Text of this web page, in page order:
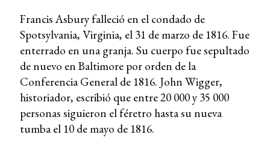
Francis Asbury falleció en el condado de
Spotsylvania, Virginia, el 31 de marzo de 1816. Fue
enterrado en una granja. Su cuerpo fue sepultado
de nuevo en Baltimore por orden de la
Conferencia General de 1816. John Wigger,
historiador, escribió que entre 20 000 y 35 000
personas siguieron el féretro hasta su nueva
tumba el 10 de mayo de 1816.